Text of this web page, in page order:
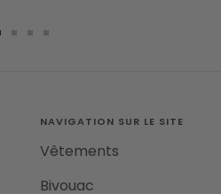
4
NAVIGATION SUR LE SITE
Vêtements
Bivouac